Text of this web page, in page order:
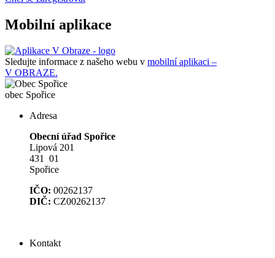
Mobilní aplikace
Sledujte informace z našeho webu v mobilní aplikaci –
V OBRAZE.
obec Spořice
Adresa
Obecní úřad Spořice
Lipová 201
431 01
Spořice
IČO: 00262137
DIČ: CZ00262137
Kontakt